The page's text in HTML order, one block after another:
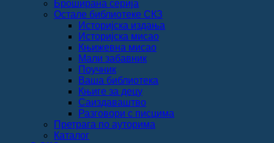
Броширана серија
Остале библиотеке СКЗ
Историјска издања
Историјска мисао
Књижевна мисао
Мали забавник
Поучник
Ваша библиотека
Књиге за децу
Саиздаваштво
Разговори с писцима
Претрага по ауторима
Каталог